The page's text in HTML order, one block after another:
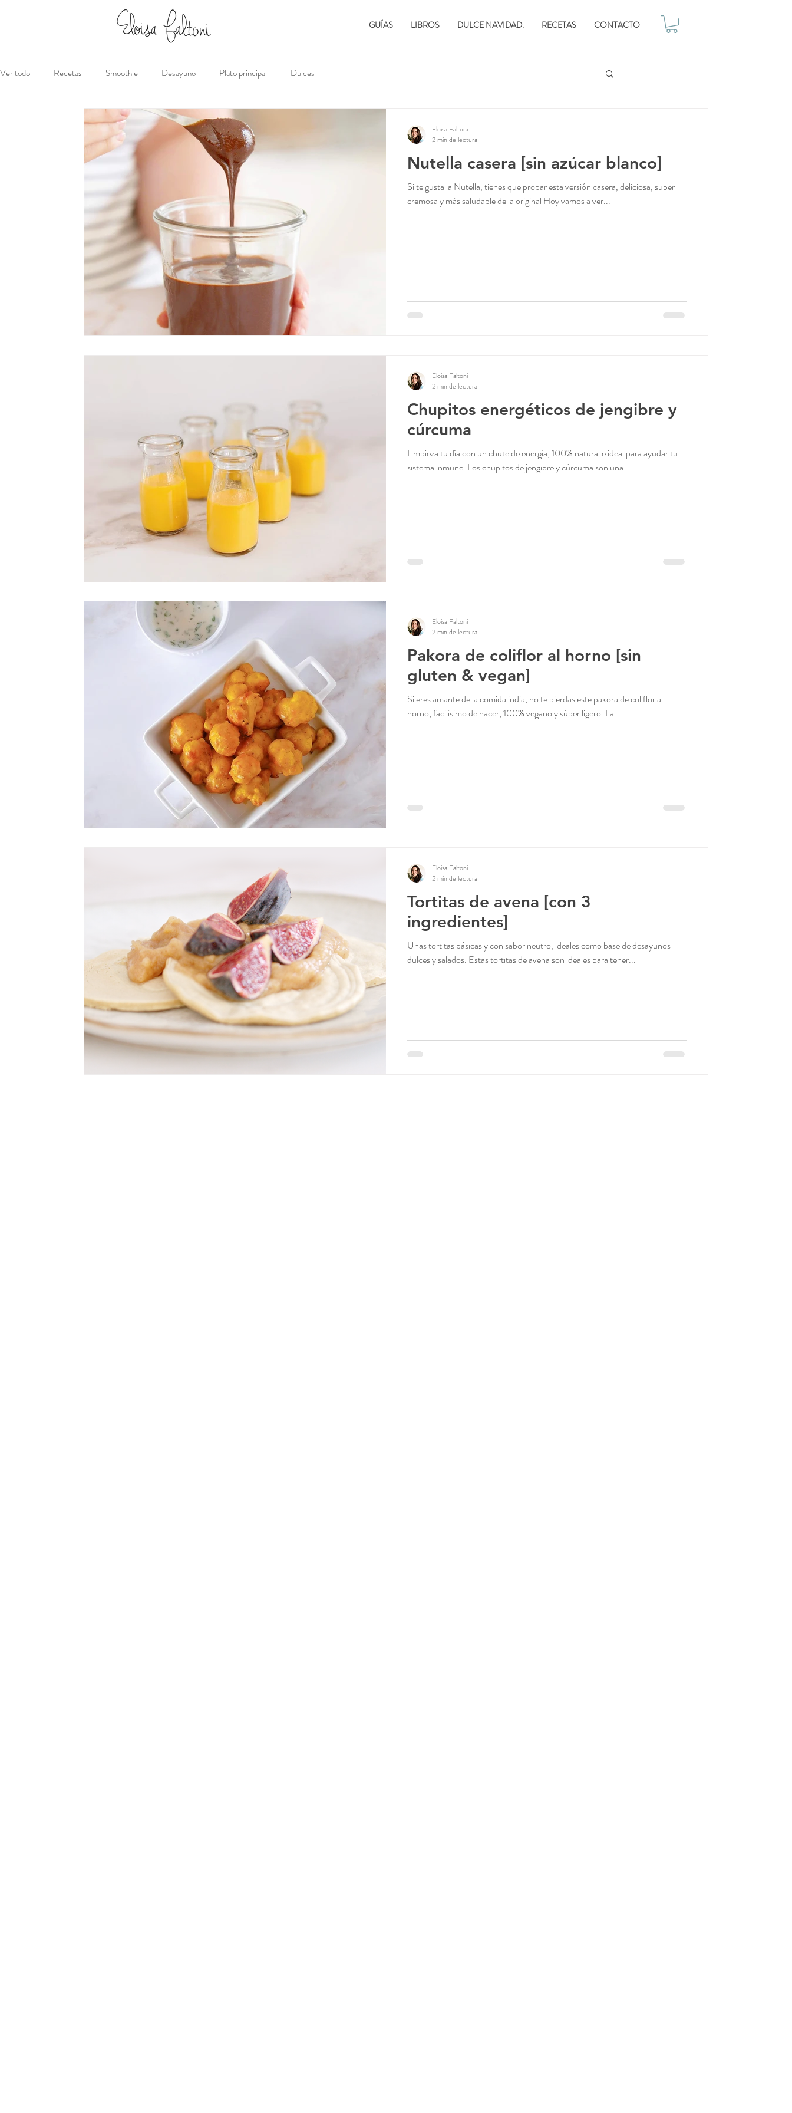
GUÍAS LIBROS DULCE NAVIDAD. RECETAS CONTACTO
Ver todo Recetas Smoothie Desayuno Plato principal Dulces
Nutella casera [sin azúcar blanco]
Si te gusta la Nutella, tienes que probar esta versión casera, deliciosa, super
cremosa y más saludable de la original Hoy vamos a ver...
Eloisa Faltoni
2 min de lectura
Chupitos energéticos de jengibre y
cúrcuma
Empieza tu día con un chute de energía, 100% natural e ideal para ayudar tu
sistema inmune. Los chupitos de jengibre y cúrcuma son una...
Eloisa Faltoni
2 min de lectura
Pakora de coliflor al horno [sin
gluten & vegan]
Si eres amante de la comida india, no te pierdas este pakora de coliflor al
horno, facilísimo de hacer, 100% vegano y súper ligero. La...
Eloisa Faltoni
2 min de lectura
Tortitas de avena [con 3
ingredientes]
Unas tortitas básicas y con sabor neutro, ideales como base de desayunos
dulces y salados. Estas tortitas de avena son ideales para tener...
Eloisa Faltoni
2 min de lectura